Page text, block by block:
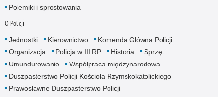
Polemiki i sprostowania
O Policji
Jednostki Kierownictwo
Komenda Główna Policji
Organizacja
Policja w III RP Historia
Sprzęt
Umundurowanie
Współpraca międzynarodowa
Duszpasterstwo Policji Kościoła Rzymskokatolickiego
Prawosławne Duszpasterstwo Policji